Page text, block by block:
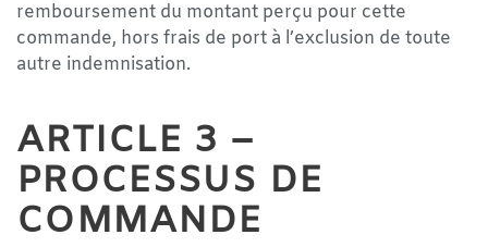
remboursement du montant perçu pour cette
commande, hors frais de port à l’exclusion de toute
autre indemnisation.
ARTICLE 3 –
PROCESSUS DE
COMMANDE